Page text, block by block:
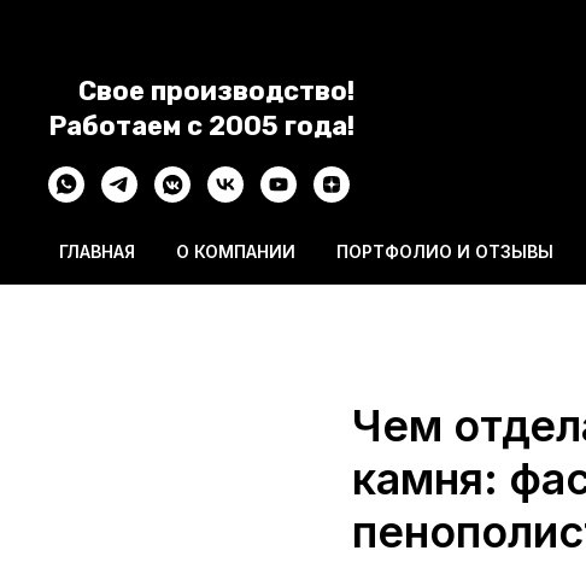
Свое производство!
Работаем с 2005 года!
ГЛАВНАЯ О КОМПАНИИ ПОРТФОЛИО И ОТЗЫВЫ
Чем
камня: